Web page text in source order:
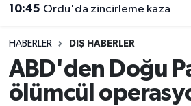
10:45 Ordu'da zincirleme kaza
HABERLER DIŞ HABERLER
ABD'den Doğu
ölümcül
Biyografi
Çevre
Ankara Trafik Yoğunluk
Süper Lig Puan Durumu ve